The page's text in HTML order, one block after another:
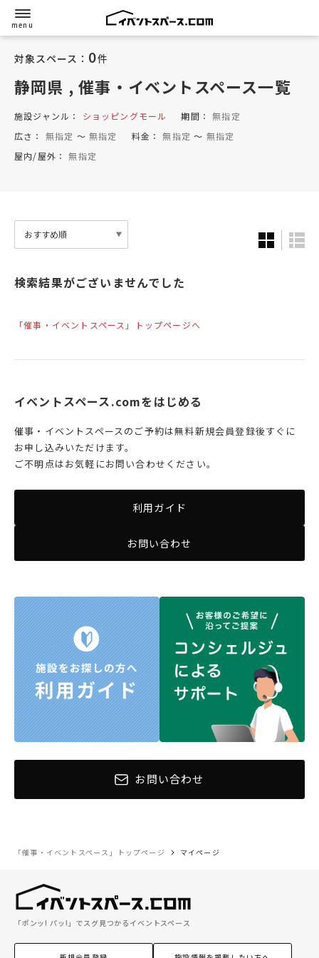
対象スペース： 0件
静岡県 , 催事・イベントスペース一覧
施設ジャンル： ショッピングモール 期間：無指定
広さ： 無指定 〜無指定 料金：無指定 〜 無指定
屋内/屋外：無指定
検索結果がございませんでした
「催事・イベントスペース」トップページへ
イベントスペース.comをはじめる
催事・イベントスペースのご予約は無料新規会員登録後すぐに
お申し込みいただけます。
ご不明点はお気軽にお問い合わせください。
利用ガイド
お問い合わせ
お問い合わせ
「催事・イベントスペース」トップページ マイページ
「ポンッ! パッ!」でスグ見つかるイベントスペース